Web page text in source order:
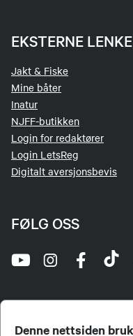
Denne nettsiden
EKSTERNE
Jakt & Fiske
Mine båter
Inatur
NJFF-butikken
Login for redaktører
Login LetsReg
Digitalt aversjonsbevis
FØLG OSS